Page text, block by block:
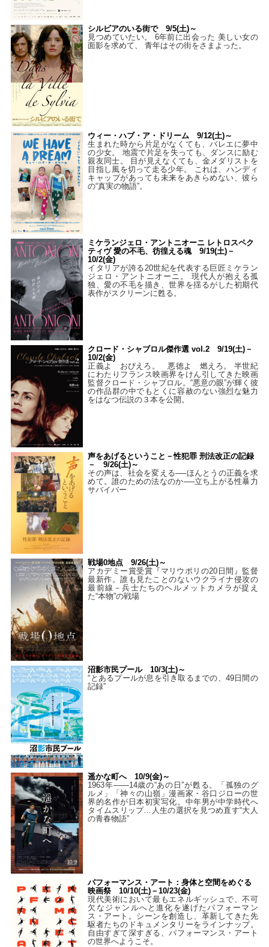
シルビアのいる街で 9/5(土)～
見つめていたい。 6年前に出会った 美しい女の
面影を求めて、 青年はその街をさまよった。
ウィー・ハブ・ア・ドリーム 9/12(土)～
生まれた時から片足がなくても、バレエに夢中
の少女。 地震で片足を失っても、ダンスに励む
親友同士。 目が見えなくても、金メダリストを
目指し風を切って走る少年。 これは、ハンディ
キャップがあっても未来をあきらめない、彼ら
の“真実の物語”。
ミケランジェロ・アントニオーニ レトロスペク
ティヴ 愛の不毛、彷徨える魂 9/19(土)－
10/2(金)
イタリアが誇る20世紀を代表する巨匠ミケラン
ジェロ・アントニオーニ。 現代人が抱える孤
独、愛の不毛を描き、世界を揺るがした初期代
表作がスクリーンに甦る。
クロード・シャブロル傑作選 vol.2 9/19(土)－
10/2(金)
正義よ おびえろ。 悪徳よ 燃えろ。 半世紀
にわたりフランス映画界をけん引してきた映画
監督クロード・シャブロル。“悪意の眼”が輝く彼
の作品群の中でもとくに容赦のない強烈な魅力
をはなつ伝説の３本を公開。
声をあげるということ－性犯罪 刑法改正の記録
－ 9/26(土)～
その声は、社会を変える──ほんとうの正義を求
めて。誰のための法なのか──立ち上がる性暴力
サバイバー
戦場0地点 9/26(土)～
アカデミー賞受賞『マリウポリの20日間』監督
最新作。誰も見たことのないウクライナ侵攻の
最前線－兵士たちのヘルメットカメラが捉え
た“本物”の戦場
沼影市民プール 10/3(土)～
“とあるプールが息を引き取るまでの、49日間の
記録”
遥かな町へ 10/9(金)～
1963年――14歳の“あの日”が甦る。「孤独のグ
ルメ」「神々の山嶺」漫画家・谷口ジローの世
界的名作が日本初実写化。中年男が中学時代へ
タイムスリップ…人生の選択を見つめ直す“大人
の青春物語”
パフォーマンス・アート：身体と空間をめぐる
映画祭 10/10(土)－10/23(金)
現代美術において最もエネルギッシュで、不可
欠なジャンルへと進化を遂げたパフォーマン
ス・アート。シーンを創造し、革新してきた先
駆者たちのドキュメンタリーをラインナップ。
自由すぎて深すぎる、パフォーマンス・アート
の世界へようこそ。